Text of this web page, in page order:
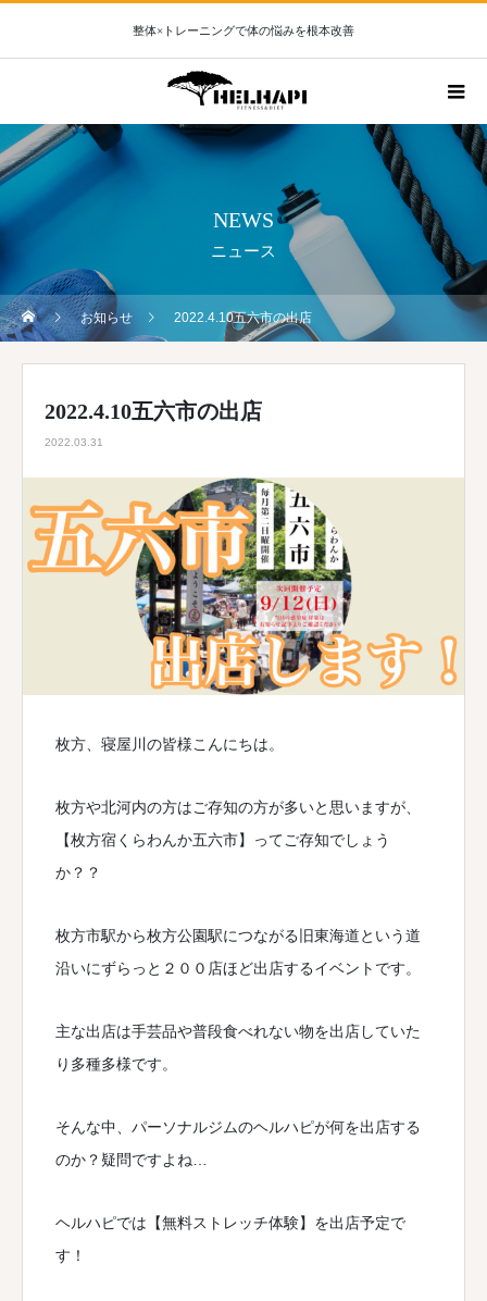
整体×トレーニングで体の悩みを根本改善
NEWS
ニュース
お知らせ 2022.4.10五六市の出店
2022.4.10五六市の出店
2022.03.31
枚方、寝屋川の皆様こんにちは。
枚方や北河内の方はご存知の方が多いと思いますが、
【枚方宿くらわんか五六市】ってご存知でしょう
か？？
枚方市駅から枚方公園駅につながる旧東海道という道
沿いにずらっと２００店ほど出店するイベントです。
主な出店は手芸品や普段食べれない物を出店していた
り多種多様です。
そんな中、パーソナルジムのヘルハピが何を出店する
のか？疑問ですよね…
ヘルハピでは【無料ストレッチ体験】を出店予定で
す！